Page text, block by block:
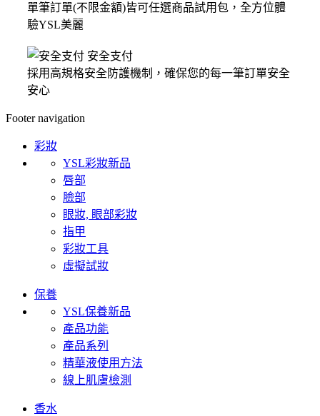
單筆訂單(不限金額)皆可任選商品試用包，全方位體
驗YSL美麗
安全支付
採用高規格安全防護機制，確保您的每一筆訂單安全
安心
Footer navigation
彩妝
YSL彩妝新品
唇部
臉部
眼妝, 眼部彩妝
指甲
彩妝工具
虛擬試妝
保養
YSL保養新品
產品功能
產品系列
精華液使用方法
線上肌膚檢測
香水